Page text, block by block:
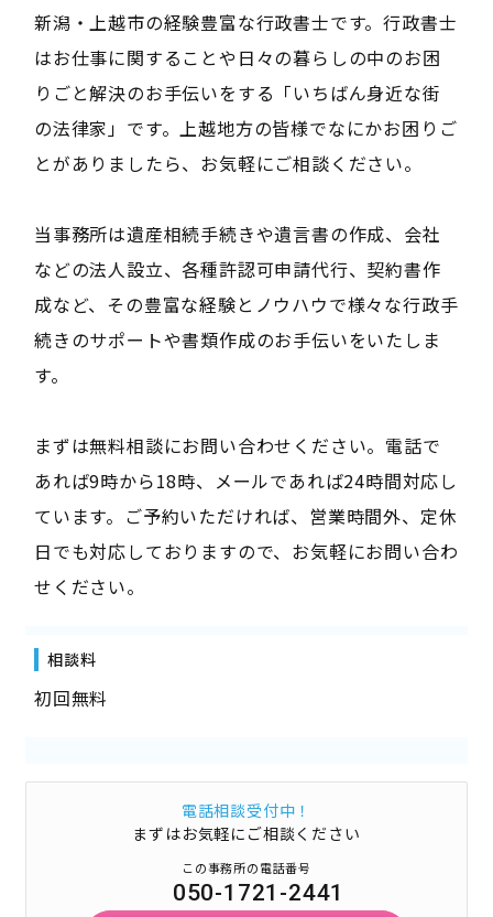
新潟・上越市の経験豊富な行政書士です。行政書士
はお仕事に関することや日々の暮らしの中のお困
りごと解決のお手伝いをする「いちばん身近な街
の法律家」です。上越地方の皆様でなにかお困りご
とがありましたら、お気軽にご相談ください。
当事務所は遺産相続手続きや遺言書の作成、会社
などの法人設立、各種許認可申請代行、契約書作
成など、その豊富な経験とノウハウで様々な行政手
続きのサポートや書類作成のお手伝いをいたしま
す。
まずは無料相談にお問い合わせください。電話で
あれば9時から18時、メールであれば24時間対応し
ています。ご予約いただければ、営業時間外、定休
日でも対応しておりますので、お気軽にお問い合わ
せください。
相談料
初回無料
電話相談受付中！
まずはお気軽にご相談ください
この事務所の電話番号
050-1721-2441